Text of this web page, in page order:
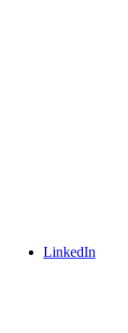
LinkedIn